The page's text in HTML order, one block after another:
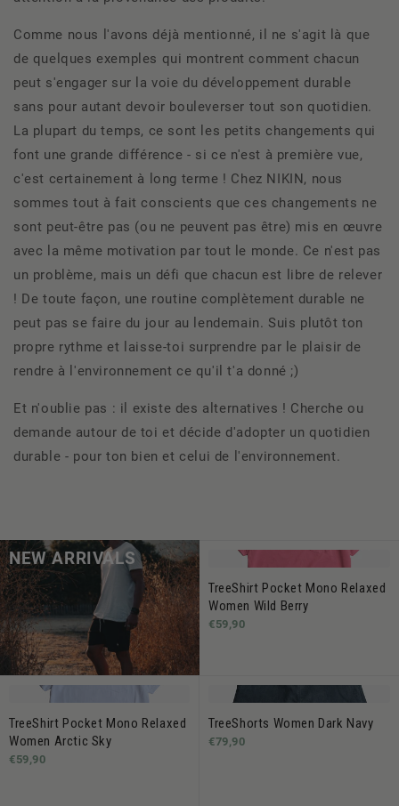
Comme nous l'avons déjà mentionné, il ne s'agit là que
de quelques exemples qui montrent comment chacun
peut s'engager sur la voie du développement durable
sans pour autant devoir bouleverser tout son quotidien.
La plupart du temps, ce sont les petits changements qui
font une grande différence - si ce n'est à première vue,
c'est certainement à long terme ! Chez NIKIN, nous
sommes tout à fait conscients que ces changements ne
sont peut-être pas (ou ne peuvent pas être) mis en œuvre
avec la même motivation par tout le monde. Ce n'est pas
un problème, mais un défi que chacun est libre de relever
! De toute façon, une routine complètement durable ne
peut pas se faire du jour au lendemain. Suis plutôt ton
propre rythme et laisse-toi surprendre par le plaisir de
rendre à l'environnement ce qu'il t'a donné ;)
Et n'oublie pas : il existe des alternatives ! Cherche ou
demande autour de toi et décide d'adopter un quotidien
durable - pour ton bien et celui de l'environnement.
NEW ARRIVALS
TreeShirt Pocket Mono Relaxed
Women Wild Berry
€59,90
TreeShirt Pocket Mono Relaxed
Women Arctic Sky
€59,90
TreeShorts Women Dark Navy
€79,90